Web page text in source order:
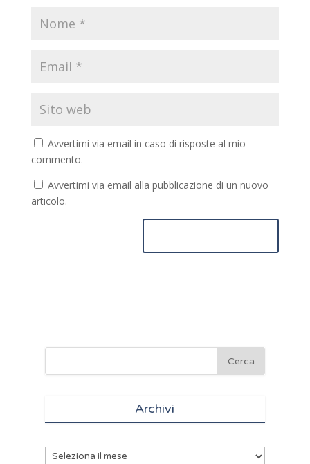
Avvertimi via email in caso di risposte al mio
commento.
Avvertimi via email alla pubblicazione di un nuovo
articolo.
Archivi
Archivi